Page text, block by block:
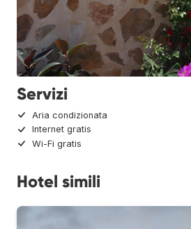
Servizi
Aria condizionata
Internet gratis
Wi-Fi gratis
Hotel simili